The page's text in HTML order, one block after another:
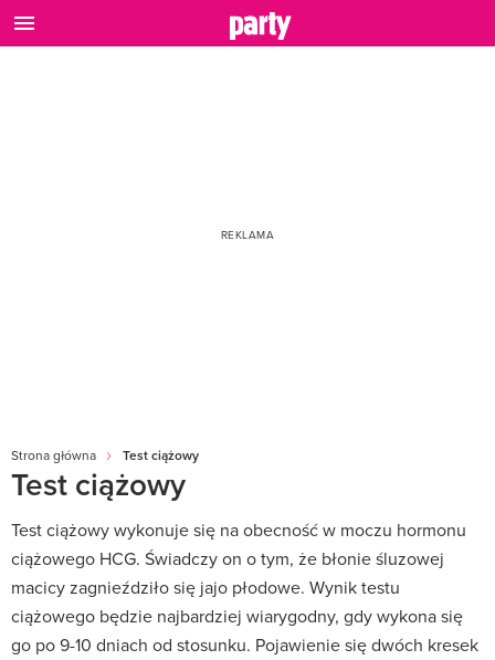
Strona główna Test ciążowy
Test ciążowy
Test ciążowy wykonuje się na obecność w moczu hormonu
ciążowego HCG. Świadczy on o tym, że błonie śluzowej
macicy zagnieździło się jajo płodowe. Wynik testu
ciążowego będzie najbardziej wiarygodny, gdy wykona się
go po 9-10 dniach od stosunku. Pojawienie się dwóch kresek